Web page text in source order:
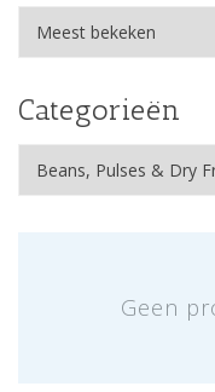
Categorieën
Geen